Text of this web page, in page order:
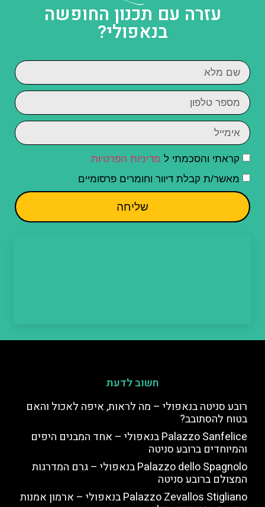
עזרה עם תכנון החופשה
בנאפולי?
קראתי והסכמתי ל מדיניות הפרטיות
מאשר/ת קבלת דיוור וחומרים פרסומיים
שליחה
חשוב לדעת
רובע סניטה בנאפולי – מה לראות, איפה לאכול והאם
בטוח להסתובב?
Palazzo Sanfelice בנאפולי – אחד המבנים היפים
והמיוחדים ברובע סניטה
Palazzo dello Spagnolo בנאפולי – גרם המדרגות
המצולם ברובע סניטה
Palazzo Zevallos Stigliano בנאפולי – ארמון אמנות